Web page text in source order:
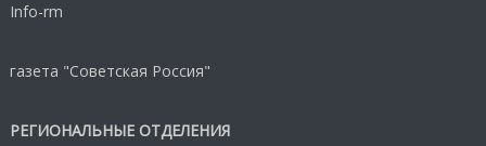
Info-rm
газета "Советская Россия"
РЕГИОНАЛЬНЫЕ ОТДЕЛЕНИЯ